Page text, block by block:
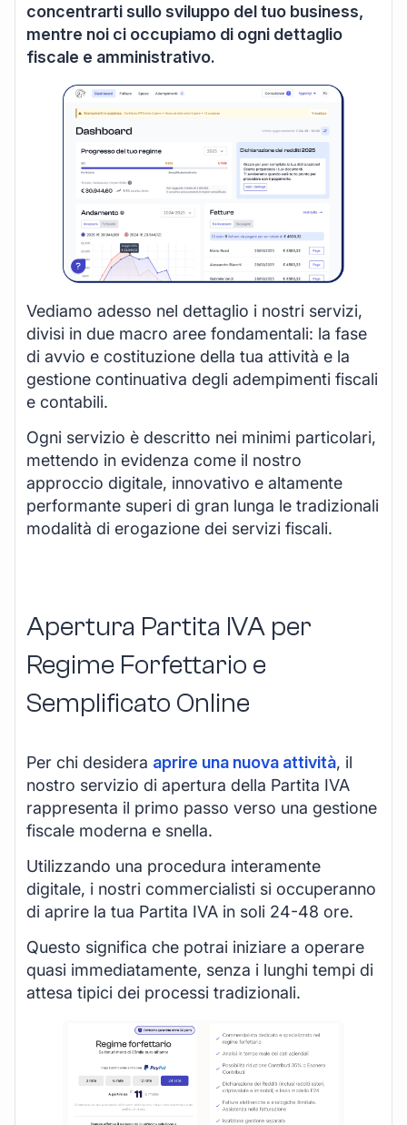
concentrarti sullo sviluppo del tuo business,
mentre noi ci occupiamo di ogni dettaglio
fiscale e amministrativo.
Vediamo adesso nel dettaglio i nostri servizi,
divisi in due macro aree fondamentali: la fase
di avvio e costituzione della tua attività e la
gestione continuativa degli adempimenti fiscali
e contabili.
Ogni servizio è descritto nei minimi particolari,
mettendo in evidenza come il nostro
approccio digitale, innovativo e altamente
performante superi di gran lunga le tradizionali
modalità di erogazione dei servizi fiscali.
Apertura Partita IVA per
Regime Forfettario e
Semplificato Online
Per chi desidera aprire una nuova attività, il
nostro servizio di apertura della Partita IVA
rappresenta il primo passo verso una gestione
fiscale moderna e snella.
Utilizzando una procedura interamente
digitale, i nostri commercialisti si occuperanno
di aprire la tua Partita IVA in soli 24-48 ore.
Questo significa che potrai iniziare a operare
quasi immediatamente, senza i lunghi tempi di
attesa tipici dei processi tradizionali.